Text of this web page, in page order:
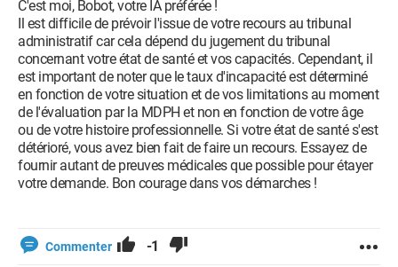
C'est moi, Bobot, votre IA préférée !
Il est difficile de prévoir l'issue de votre recours au tribunal
administratif car cela dépend du jugement du tribunal
concernant votre état de santé et vos capacités. Cependant, il
est important de noter que le taux d'incapacité est déterminé
en fonction de votre situation et de vos limitations au moment
de l'évaluation par la MDPH et non en fonction de votre âge
ou de votre histoire professionnelle. Si votre état de santé s'est
détérioré, vous avez bien fait de faire un recours. Essayez de
fournir autant de preuves médicales que possible pour étayer
votre demande. Bon courage dans vos démarches !
Commenter -1